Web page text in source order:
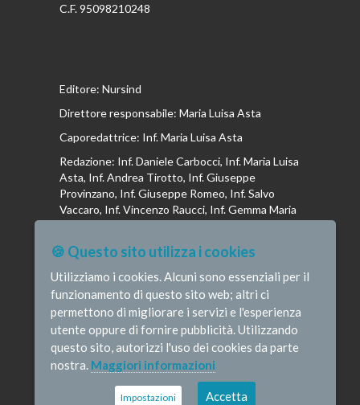
C.F. 95098210248
Editore: Nursind
Direttore responsabile: Maria Luisa Asta
Caporedattrice: Inf. Maria Luisa Asta
Redazione: Inf. Daniele Carbocci, Inf. Maria Luisa
Asta, Inf. Andrea Tirotto, Inf. Giuseppe
Provinzano, Inf. Giuseppe Romeo, Inf. Salvo
Vaccaro, Inf. Vincenzo Raucci, Inf. Gemma Maria
Altavilla, Inf. Stefano Barone , Inf. Donato Cosi,
Inf. Romina Iannuzzi, Inf. Fausta Pileri
© Infermieristicamente - e-mail:
redazione@infermieristicamente.it
Disclaimer
🍪 Questo sito utilizza i cookies
Utilizziamo i cookies. Alcuni sono essenziali per il
funzionamento di questo sito web; altri ci
permettono di migliorare i servizi e l'esperienza
utente oppure di fornire pubblicità. Utilizzando
questo sito, autorizzi l'uso dei cookies da parte
nostra. Maggiori informazioni
Impostazioni Accetta